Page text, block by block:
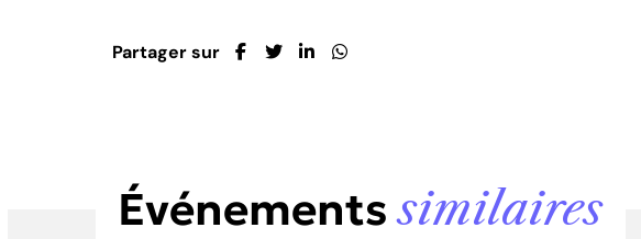
Partager sur
Événementssimilaires